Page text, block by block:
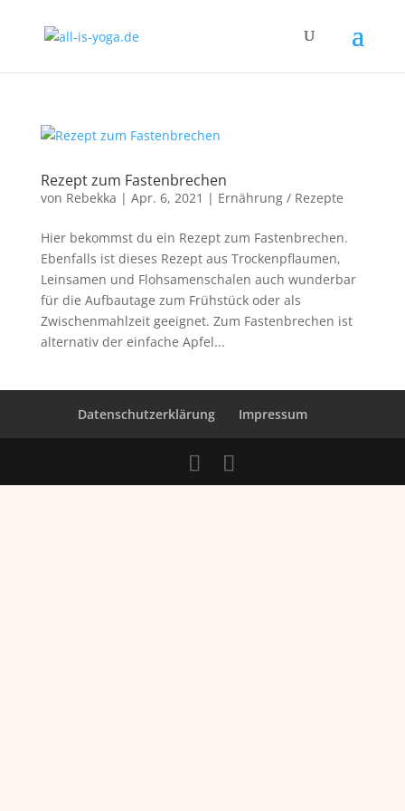
Rezept zum Fastenbrechen
von Rebekka | Apr. 6, 2021 | Ernährung / Rezepte
Hier bekommst du ein Rezept zum Fastenbrechen.
Ebenfalls ist dieses Rezept aus Trockenpflaumen,
Leinsamen und Flohsamenschalen auch wunderbar
für die Aufbautage zum Frühstück oder als
Zwischenmahlzeit geeignet. Zum Fastenbrechen ist
alternativ der einfache Apfel...
Datenschutzerklärung Impressum